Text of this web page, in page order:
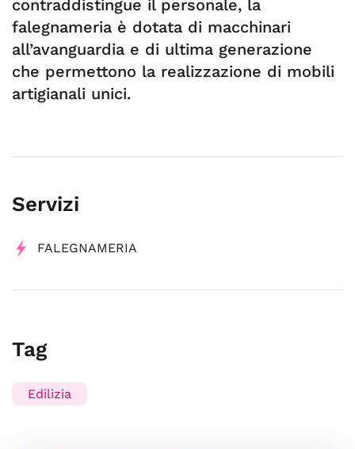
contraddistingue il personale, la
falegnameria è dotata di macchinari
all’avanguardia e di ultima generazione
che permettono la realizzazione di mobili
artigianali unici.
Servizi
FALEGNAMERIA
Tag
Edilizia